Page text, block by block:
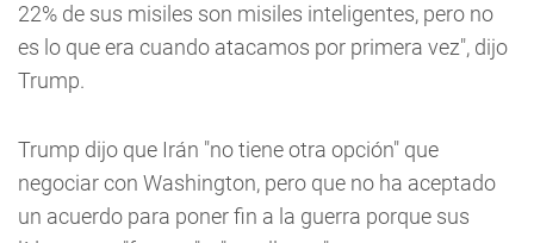
22% de sus misiles son misiles inteligentes, pero no
es lo que era cuando atacamos por primera vez", dijo
Trump.
Trump dijo que Irán "no tiene otra opción" que
negociar con Washington, pero que no ha aceptado
un acuerdo para poner fin a la guerra porque sus